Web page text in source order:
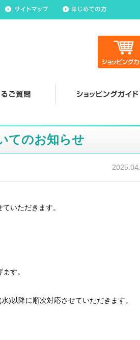
てのお知らせ
いただきます。
す。
)以降に順次対応させていただきます。